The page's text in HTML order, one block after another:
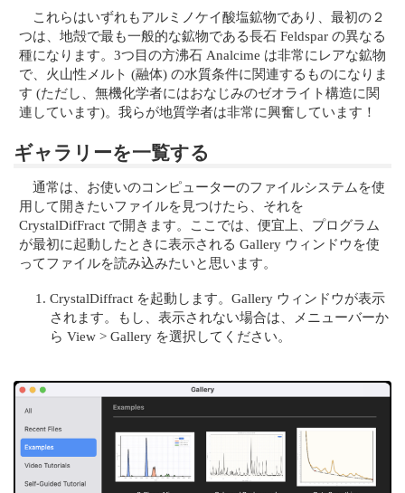
これらはいずれもアルミノケイ酸塩鉱物であり、最初の２
つは、地殻で最も一般的な鉱物である長石 Feldspar の異なる
種になります。3つ目の方沸石 Analcime は非常にレアな鉱物
で、火山性メルト (融体) の水質条件に関連するものになりま
す (ただし、無機化学者にはおなじみのゼオライト構造に関
連しています)。我らが地質学者は非常に興奮しています！
ギャラリーを一覧する
通常は、お使いのコンピューターのファイルシステムを使
用して開きたいファイルを見つけたら、それを
CrystalDifFract で開きます。ここでは、便宜上、プログラム
が最初に起動したときに表示される Gallery ウィンドウを使
ってファイルを読み込みたいと思います。
CrystalDiffract を起動します。Gallery ウィンドウが表示
されます。もし、表示されない場合は、メニューバーか
ら View > Gallery を選択してください。